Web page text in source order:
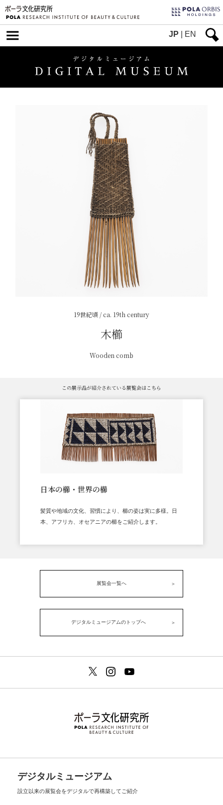
JP EN
19世紀頃 / ca. 19th century
木櫛
Wooden comb
この展示品が紹介されている展覧会はこちら
日本の櫛・世界の櫛
髪質や地域の文化、習慣により、櫛の姿は実に多様。日
本、アフリカ、オセアニアの櫛をご紹介します。
展覧会一覧へ
デジタルミュージアムのトップへ
デジタルミュージアム
設立以来の展覧会をデジタルで再構築してご紹介